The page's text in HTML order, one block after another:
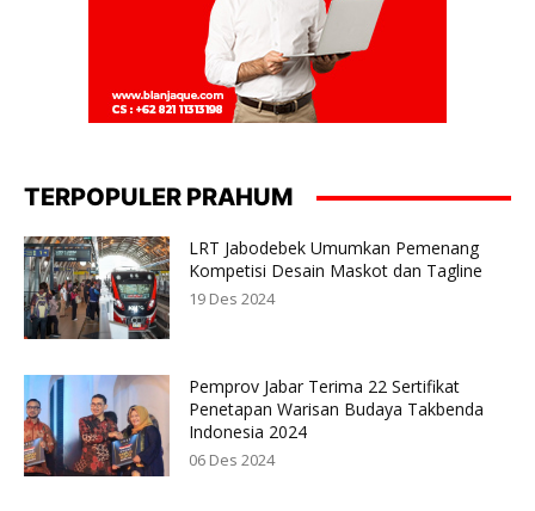
TERPOPULER PRAHUM
LRT Jabodebek Umumkan Pemenang
Kompetisi Desain Maskot dan Tagline
19 Des 2024
Pemprov Jabar Terima 22 Sertifikat
Penetapan Warisan Budaya Takbenda
Indonesia 2024
06 Des 2024